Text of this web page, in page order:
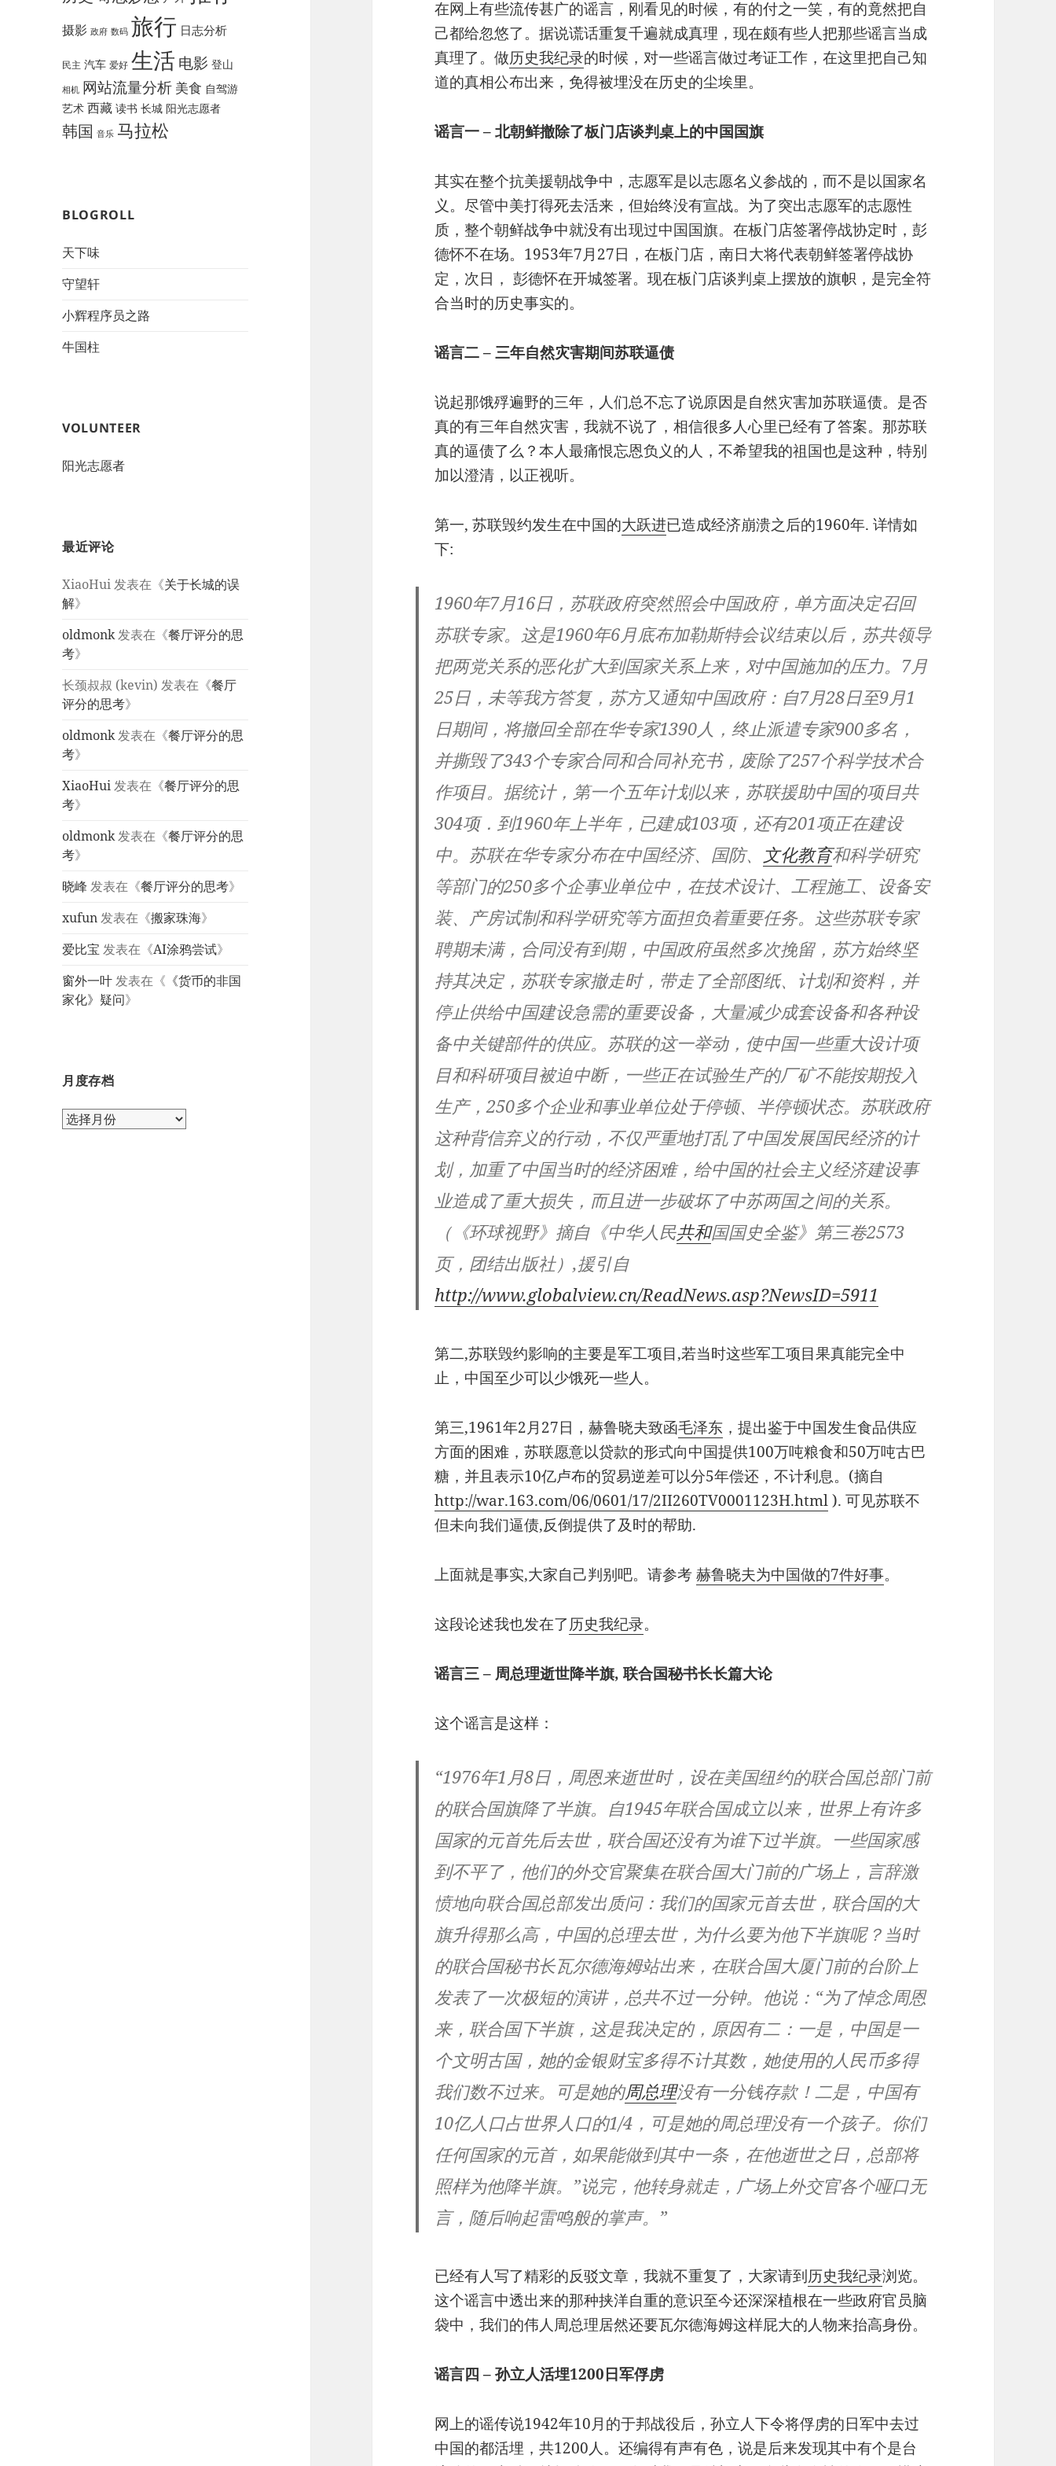
摄影 政府 数码 旅行 日志分析
民主 汽车 爱好 生活 电影 登山
相机 网站流量分析 美食 自驾游
艺术 西藏 读书 长城 阳光志愿者
韩国 音乐 马拉松
BLOGROLL
天下味
守望轩
小辉程序员之路
牛国柱
VOLUNTEER
阳光志愿者
最近评论
XiaoHui发表在《关于长城的误
解》
oldmonk发表在《餐厅评分的思
考》
长颈叔叔 (kevin) 发表在《餐厅
评分的思考》
oldmonk发表在《餐厅评分的思
考》
XiaoHui发表在《餐厅评分的思
考》
oldmonk发表在《餐厅评分的思
考》
晓峰 发表在《餐厅评分的思考》
xufun发表在《搬家珠海》
爱比宝 发表在《AI涂鸦尝试》
窗外一叶发表在《 《货币的非国
家化》疑问》
月度存档
月
在网上有些流传甚广的谣言，刚看见的时候，有的付之一笑，有的竟然把自
己都给忽悠了。据说谎话重复千遍就成真理，现在颇有些人把那些谣言当成
真理了。做历史我纪录的时候，对一些谣言做过考证工作，在这里把自己知
道的真相公布出来，免得被埋没在历史的尘埃里。
谣言一 – 北朝鲜撤除了板门店谈判桌上的中国国旗
其实在整个抗美援朝战争中，志愿军是以志愿名义参战的，而不是以国家名
义。尽管中美打得死去活来，但始终没有宣战。为了突出志愿军的志愿性
质，整个朝鲜战争中就没有出现过中国国旗。在板门店签署停战协定时，彭
德怀不在场。1953年7月27日，在板门店，南日大将代表朝鲜签署停战协
定，次日， 彭德怀在开城签署。现在板门店谈判桌上摆放的旗帜，是完全符
合当时的历史事实的。
谣言二 – 三年自然灾害期间苏联逼债
说起那饿殍遍野的三年，人们总不忘了说原因是自然灾害加苏联逼债。是否
真的有三年自然灾害，我就不说了，相信很多人心里已经有了答案。那苏联
真的逼债了么？本人最痛恨忘恩负义的人，不希望我的祖国也是这种，特别
加以澄清，以正视听。
第一, 苏联毁约发生在中国的大跃进已造成经济崩溃之后的1960年. 详情如
下:
1960年7月16日，苏联政府突然照会中国政府，单方面决定召回
苏联专家。这是1960年6月底布加勒斯特会议结束以后，苏共领导
把两党关系的恶化扩大到国家关系上来，对中国施加的压力。7月
25日，未等我方答复，苏方又通知中国政府：自7月28日至9月1
日期间，将撤回全部在华专家1390人，终止派遣专家900多名，
并撕毁了343个专家合同和合同补充书，废除了257个科学技术合
作项目。据统计，第一个五年计划以来，苏联援助中国的项目共
304项．到1960年上半年，已建成103项，还有201项正在建设
中。苏联在华专家分布在中国经济、国防、 文化教育和科学研究
等部门的250多个企事业单位中，在技术设计、工程施工、设备安
装、产房试制和科学研究等方面担负着重要任务。这些苏联专家
聘期未满，合同没有到期，中国政府虽然多次挽留，苏方始终坚
持其决定，苏联专家撤走时，带走了全部图纸、计划和资料，并
停止供给中国建设急需的重要设备，大量减少成套设备和各种设
备中关键部件的供应。苏联的这一举动，使中国一些重大设计项
目和科研项目被迫中断，一些正在试验生产的厂矿不能按期投入
生产，250多个企业和事业单位处于停顿、半停顿状态。苏联政府
这种背信弃义的行动，不仅严重地打乱了中国发展国民经济的计
划，加重了中国当时的经济困难，给中国的社会主义经济建设事
业造成了重大损失，而且进一步破坏了中苏两国之间的关系。
（《环球视野》摘自《中华人民共和国国史全鉴》第三卷2573
页，团结出版社）,援引自
http://www.globalview.cn/ReadNews.asp?NewsID=5911
第二,苏联毁约影响的主要是军工项目,若当时这些军工项目果真能完全中
止，中国至少可以少饿死一些人。
第三,1961年2月27日，赫鲁晓夫致函毛泽东 ，提出鉴于中国发生食品供应
方面的困难，苏联愿意以贷款的形式向中国提供100万吨粮食和50万吨古巴
糖，并且表示10亿卢布的贸易逆差可以分5年偿还，不计利息。(摘自
http://war.163.com/06/0601/17/2II260TV0001123H.html). 可见苏联不
但未向我们逼债,反倒提供了及时的帮助.
上面就是事实,大家自己判别吧。请参考赫鲁晓夫为中国做的7件好事。
这段论述我也发在了历史我纪录。
谣言三 – 周总理逝世降半旗, 联合国秘书长长篇大论
这个谣言是这样：
“1976年1月8日，周恩来逝世时，设在美国纽约的联合国总部门前
的联合国旗降了半旗。自1945年联合国成立以来，世界上有许多
国家的元首先后去世，联合国还没有为谁下过半旗。一些国家感
到不平了，他们的外交官聚集在联合国大门前的广场上，言辞激
愤地向联合国总部发出质问：我们的国家元首去世，联合国的大
旗升得那么高，中国的总理去世，为什么要为他下半旗呢？当时
的联合国秘书长瓦尔德海姆站出来，在联合国大厦门前的台阶上
发表了一次极短的演讲，总共不过一分钟。他说：“为了悼念周恩
来，联合国下半旗，这是我决定的，原因有二：一是，中国是一
个文明古国，她的金银财宝多得不计其数，她使用的人民币多得
我们数不过来。可是她的周总理没有一分钱存款！二是，中国有
10亿人口占世界人口的1/4，可是她的周总理没有一个孩子。你们
任何国家的元首，如果能做到其中一条，在他逝世之日，总部将
照样为他降半旗。”说完，他转身就走，广场上外交官各个哑口无
言，随后响起雷鸣般的掌声。”
已经有人写了精彩的反驳文章，我就不重复了，大家请到历史我纪录浏览。
这个谣言中透出来的那种挟洋自重的意识至今还深深植根在一些政府官员脑
袋中，我们的伟人周总理居然还要瓦尔德海姆这样屁大的人物来抬高身份。
谣言四 – 孙立人活埋1200日军俘虏
网上的谣传说1942年10月的于邦战役后，孙立人下令将俘虏的日军中去过
中国的都活埋，共1200人。还编得有声有色，说是后来发现其中有个是台